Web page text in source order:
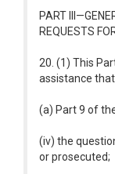
PART
REQUESTS
20. (1) This
assistance
(a) Part 9 of
(iv) the
or prosecuted;